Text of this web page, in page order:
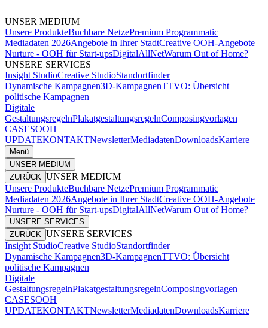
UNSER MEDIUM
Unsere ProdukteBuchbare NetzePremium Programmatic
Mediadaten 2026Angebote in Ihrer StadtCreative OOH-Angebote
Nurture - OOH für Start-upsDigitalAllNetWarum Out of Home?
UNSERE SERVICES
Insight StudioCreative StudioStandortfinder
Dynamische Kampagnen3D-KampagnenTTVO: Übersicht
politische Kampagnen
Digitale
GestaltungsregelnPlakatgestaltungsregelnComposingvorlagen
CASESOOH
UPDATEKONTAKTNewsletterMediadatenDownloadsKarriere
Menü
UNSER MEDIUM
ZURÜCK UNSER MEDIUM
Unsere ProdukteBuchbare NetzePremium Programmatic
Mediadaten 2026Angebote in Ihrer StadtCreative OOH-Angebote
Nurture - OOH für Start-upsDigitalAllNetWarum Out of Home?
UNSERE SERVICES
ZURÜCK UNSERE SERVICES
Insight StudioCreative StudioStandortfinder
Dynamische Kampagnen3D-KampagnenTTVO: Übersicht
politische Kampagnen
Digitale
GestaltungsregelnPlakatgestaltungsregelnComposingvorlagen
CASESOOH
UPDATEKONTAKTNewsletterMediadatenDownloadsKarriere